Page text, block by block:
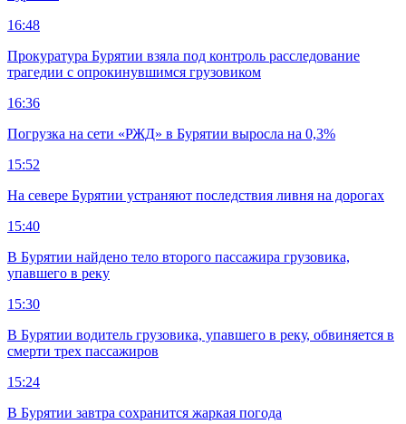
16:48
Прокуратура Бурятии взяла под контроль расследование
трагедии с опрокинувшимся грузовиком
16:36
Погрузка на сети «РЖД» в Бурятии выросла на 0,3%
15:52
На севере Бурятии устраняют последствия ливня на дорогах
15:40
В Бурятии найдено тело второго пассажира грузовика,
упавшего в реку
15:30
В Бурятии водитель грузовика, упавшего в реку, обвиняется в
смерти трех пассажиров
15:24
В Бурятии завтра сохранится жаркая погода